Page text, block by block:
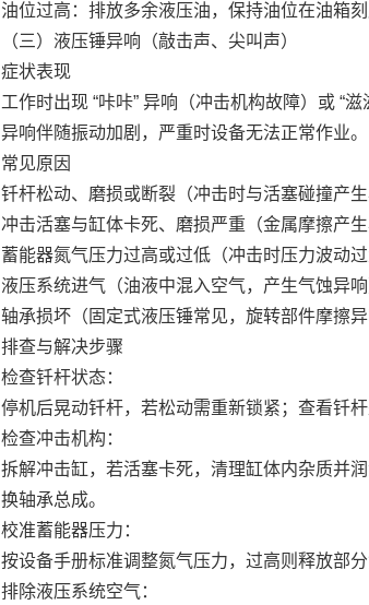
油位过高：排放多余液压油，保持油位在油箱刻
（三）液压锤异响（敲击声、尖叫声）
症状表现
工作时出现 “咔咔” 异响（冲击机构故障）或 “滋
异响伴随振动加剧，严重时设备无法正常作业。
常见原因
钎杆松动、磨损或断裂（冲击时与活塞碰撞产生
冲击活塞与缸体卡死、磨损严重（金属摩擦产生
蓄能器氮气压力过高或过低（冲击时压力波动过
液压系统进气（油液中混入空气，产生气蚀异响
轴承损坏（固定式液压锤常见，旋转部件摩擦异
排查与解决步骤
检查钎杆状态：
停机后晃动钎杆，若松动需重新锁紧；查看钎
检查冲击机构：
拆解冲击缸，若活塞卡死，清理缸体内杂质并
换轴承总成。
校准蓄能器压力：
按设备手册标准调整氮气压力，过高则释放部分
排除液压系统空气：